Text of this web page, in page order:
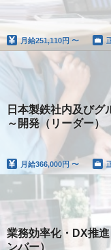
月給251,110円 〜
日本製鉄社内及びグ
～開発（リーダー）
月給366,000円 〜
業務効率化・DX推
ンバー）